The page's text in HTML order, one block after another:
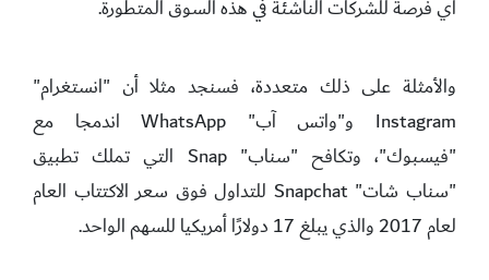
أي فرصة للشركات الناشئة في هذه السوق المتطورة.
والأمثلة على ذلك متعددة، فسنجد مثلا أن "انستغرام"
Instagram و"واتس آب" WhatsApp اندمجا مع
"فيسبوك"، وتكافح "سناب" Snap التي تملك تطبيق
"سناب شات" Snapchat للتداول فوق سعر الاكتتاب العام
لعام 2017 والذي يبلغ 17 دولارًا أمريكيا للسهم الواحد.